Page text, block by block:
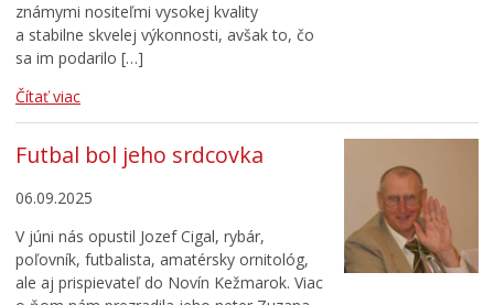
známymi nositeľmi vysokej kvality
a stabilne skvelej výkonnosti, avšak to, čo
sa im podarilo […]
Čítať viac
Futbal bol jeho srdcovka
06.09.2025
V júni nás opustil Jozef Cigal, rybár,
poľovník, futbalista, amatérsky ornitológ,
ale aj prispievateľ do Novín Kežmarok. Viac